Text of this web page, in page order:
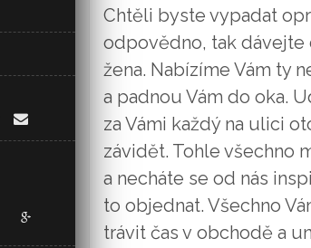
Chtěli byste vypadat
odpovědno, tak dávejte
žena. Nabízíme Vám ty
a padnou Vám do oka.
za Vámi každý na ulici
závidět. Tohle všechno
a necháte se od nás
to objednat. Všechno
trávit čas v obchodě a